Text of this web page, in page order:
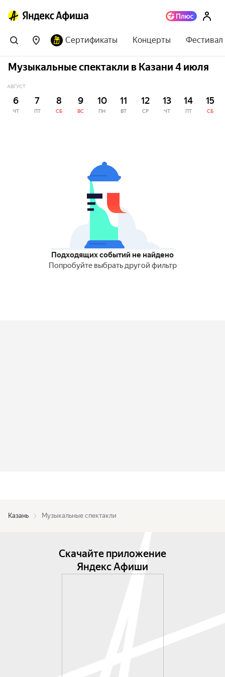
Сертификаты Концерты
Музыкальные спектакли в Казани 4 июля
АВГУСТ
6
ЧТ
7
ПТ
8
СБ
9
ВС
10
ПН
11
ВТ
12
СР
13
ЧТ
14
ПТ
15
СБ
Подходящих событий не найдено
Попробуйте выбрать другой фильтр
Казань Музыкальные спектакли
Скачайте приложение
Яндекс Афиши